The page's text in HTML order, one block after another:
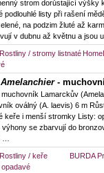
strom dorůstající výšky
podlouhlé listy při rašení
na podzim žluté až
v dubnu až květnu a jsou
Rostliny / stromy listnaté
Amelanchier-
Lamarckův
oválný (A. laevis) 6 m
keře i menší stromky Listy:
výhony se zbarvují do
…
BURDA
Rostliny / keře
opadavé